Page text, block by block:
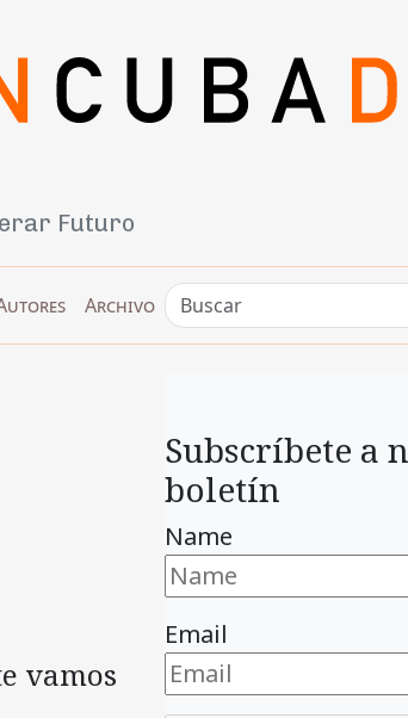
Futuro
Archivo
vamos
Subscríbete a
boletín
Name
Email